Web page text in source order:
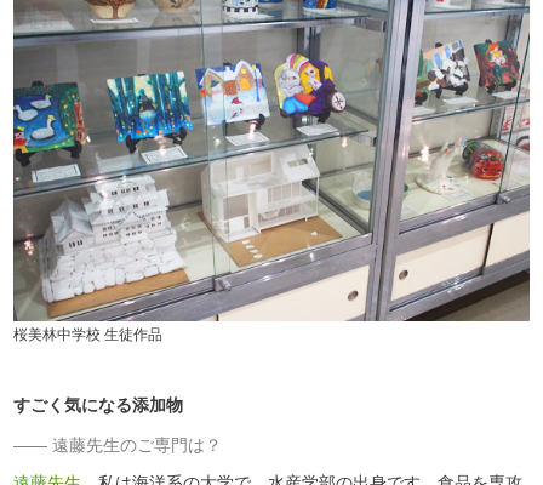
桜美林中学校 生徒作品
すごく気になる添加物
遠藤先生のご専門は？